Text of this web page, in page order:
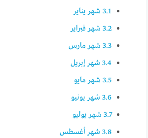
3.1 شهر يناير
3.2 شهر فبراير
3.3 شهر مارس
3.4 شهر إبريل
3.5 شهر مايو
3.6 شهر يونيو
3.7 شهر يوليو
3.8 شهر أغسطس